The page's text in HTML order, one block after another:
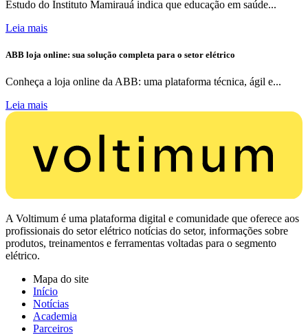
Estudo do Instituto Mamirauá indica que educação em saúde...
Leia mais
ABB loja online: sua solução completa para o setor elétrico
Conheça a loja online da ABB: uma plataforma técnica, ágil e...
Leia mais
A Voltimum é uma plataforma digital e comunidade que oferece aos
profissionais do setor elétrico notícias do setor, informações sobre
produtos, treinamentos e ferramentas voltadas para o segmento
elétrico.
Mapa do site
Início
Notícias
Academia
Parceiros